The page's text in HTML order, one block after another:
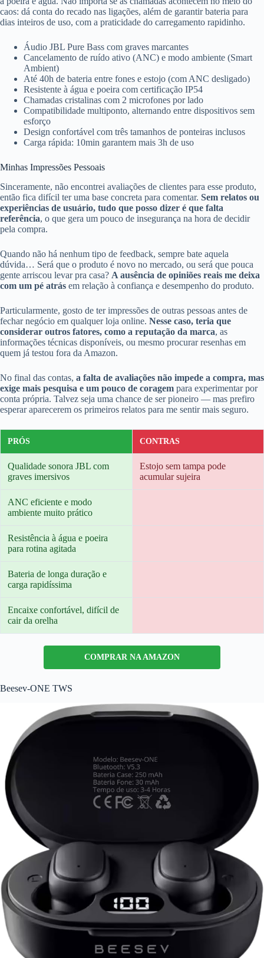
caos: dá conta do recado nas ligações, além de garantir bateria para
dias inteiros de uso, com a praticidade do carregamento rapidinho.
Áudio JBL Pure Bass com graves marcantes
Cancelamento de ruído ativo (ANC) e modo ambiente (Smart
Ambient)
Até 40h de bateria entre fones e estojo (com ANC desligado)
Resistente à água e poeira com certificação IP54
Chamadas cristalinas com 2 microfones por lado
Compatibilidade multiponto, alternando entre dispositivos sem
esforço
Design confortável com três tamanhos de ponteiras inclusos
Carga rápida: 10min garantem mais 3h de uso
Minhas Impressões Pessoais
Sinceramente, não encontrei avaliações de clientes para esse produto,
então fica difícil ter uma base concreta para comentar. Sem relatos ou
experiências de usuário, tudo que posso dizer é que falta
referência, o que gera um pouco de insegurança na hora de decidir
pela compra.
Quando não há nenhum tipo de feedback, sempre bate aquela
dúvida… Será que o produto é novo no mercado, ou será que pouca
gente arriscou levar pra casa? A ausência de opiniões reais me deixa
com um pé atrás em relação à confiança e desempenho do produto.
Particularmente, gosto de ter impressões de outras pessoas antes de
fechar negócio em qualquer loja online. Nesse caso, teria que
considerar outros fatores, como a reputação da marca, as
informações técnicas disponíveis, ou mesmo procurar resenhas em
quem já testou fora da Amazon.
No final das contas, a falta de avaliações não impede a compra, mas
exige mais pesquisa e um pouco de coragem para experimentar por
conta própria. Talvez seja uma chance de ser pioneiro — mas prefiro
esperar aparecerem os primeiros relatos para me sentir mais seguro.
PRÓS CONTRAS
Qualidade sonora JBL com
graves imersivos
Estojo sem tampa pode
acumular sujeira
ANC eficiente e modo
ambiente muito prático
Resistência à água e poeira
para rotina agitada
Bateria de longa duração e
carga rapidíssima
Encaixe confortável, difícil de
cair da orelha
COMPRAR NA AMAZON
Beesev-ONE TWS